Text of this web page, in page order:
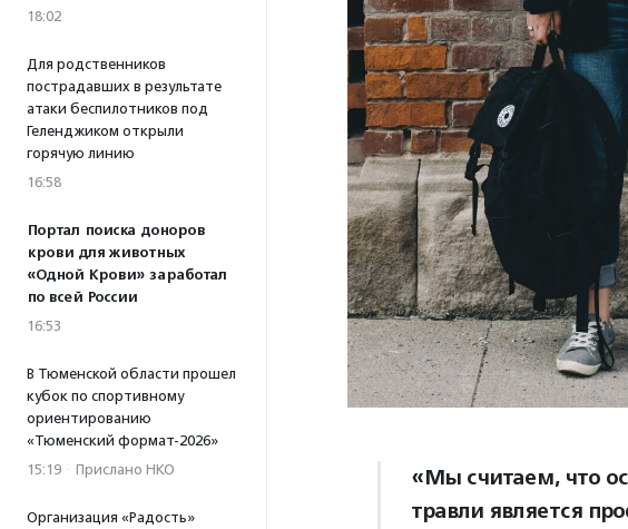
18:02
Для родственников
пострадавших в результате
атаки беспилотников под
Геленджиком открыли
горячую линию
16:58
Портал поиска доноров
крови для животных
«Одной Крови» заработал
по всей России
16:53
В Тюменской области прошел
кубок по спортивному
ориентированию
«Тюменский формат-2026»
15:19 · Прислано НКО
Организация «Радость»
«Мы считаем, что
травли является